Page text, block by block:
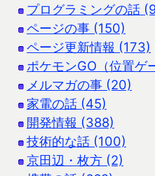
プログラミングの話
ページの事 (150)
ページ更新情報 (173)
ポケモンGO（位置ゲ
メルマガの事 (20)
家電の話 (45)
開発情報 (388)
技術的な話 (100)
京田辺・枚方 (2)